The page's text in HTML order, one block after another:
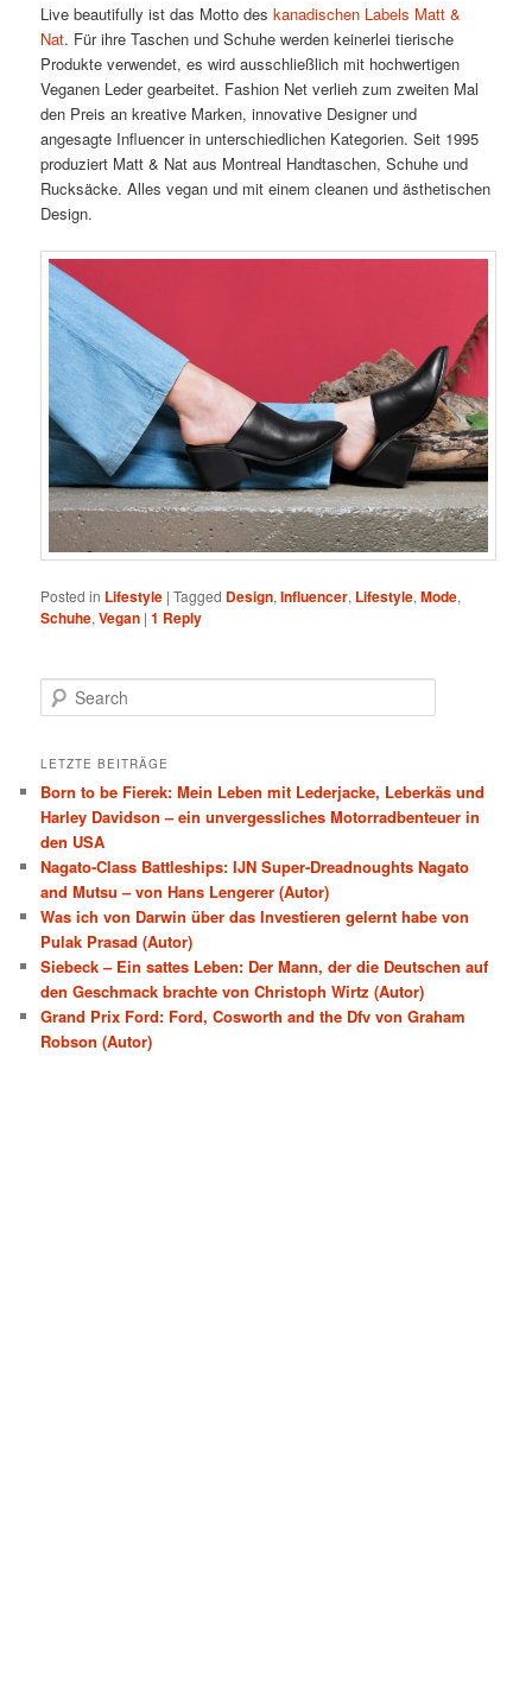
Live beautifully ist das Motto deskanadischen Labels Matt &
Nat. Für ihre Taschen und Schuhe werden keinerlei tierische
Produkte verwendet, es wird ausschließlich mit hochwertigen
Veganen Leder gearbeitet. Fashion Net verlieh zum zweiten Mal
den Preis an kreative Marken, innovative Designer und
angesagte Influencer in unterschiedlichen Kategorien. Seit 1995
produziert Matt & Nat aus Montreal Handtaschen, Schuhe und
Rucksäcke. Alles vegan und mit einem cleanen und ästhetischen
Design.
Posted in Lifestyle |Tagged Design,Influencer, Lifestyle,Mode,
Schuhe,Vegan |1 Reply
Search
LETZTE BEITRÄGE
Born to be Fierek: Mein Leben mit Lederjacke, Leberkäs und
Harley Davidson – ein unvergessliches Motorradbenteuer in
den USA
Nagato-Class Battleships: IJN Super-Dreadnoughts Nagato
and Mutsu – von Hans Lengerer (Autor)
Was ich von Darwin über das Investieren gelernt habe von
Pulak Prasad (Autor)
Siebeck – Ein sattes Leben: Der Mann, der die Deutschen auf
den Geschmack brachte von Christoph Wirtz (Autor)
Grand Prix Ford: Ford, Cosworth and the Dfv von Graham
Robson (Autor)